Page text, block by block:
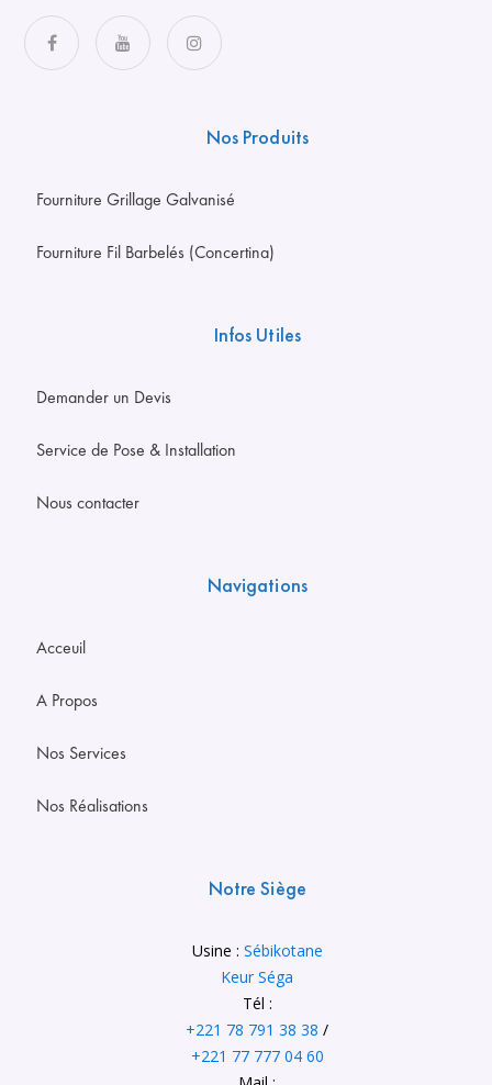
Nos Produits
Fourniture Grillage Galvanisé
Fourniture Fil Barbelés (Concertina)
Infos Utiles
Demander un Devis
Service de Pose & Installation
Nous contacter
Navigations
Acceuil
A Propos
Nos Services
Nos Réalisations
Notre Siège
Usine : Sébikotane
Keur Séga
Tél :
+221 78 791 38 38 /
+221 77 777 04 60